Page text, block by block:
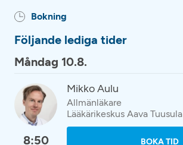
Bokning
Följande lediga tider
Måndag 10.8.
8:50
Mikko Aulu
Allmänläkare
Lääkärikeskus Aava Tuusula
BOKA TID